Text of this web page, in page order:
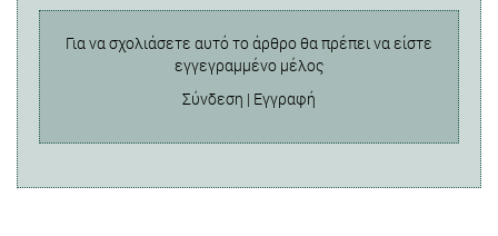
Για να σχολιάσετε αυτό το άρθρο θα πρέπει να είστε
εγγεγραμμένο μέλος
Σύνδεση | Εγγραφή